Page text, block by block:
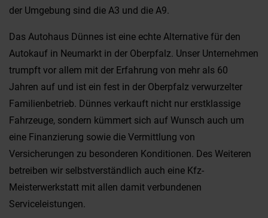
der Umgebung sind die A3 und die A9.
Das Autohaus Dünnes ist eine echte Alternative für den
Autokauf in Neumarkt in der Oberpfalz. Unser Unternehmen
trumpft vor allem mit der Erfahrung von mehr als 60
Jahren auf und ist ein fest in der Oberpfalz verwurzelter
Familienbetrieb. Dünnes verkauft nicht nur erstklassige
Fahrzeuge, sondern kümmert sich auf Wunsch auch um
eine Finanzierung sowie die Vermittlung von
Versicherungen zu besonderen Konditionen. Des Weiteren
betreiben wir selbstverständlich auch eine Kfz-
Meisterwerkstatt mit allen damit verbundenen
Serviceleistungen.